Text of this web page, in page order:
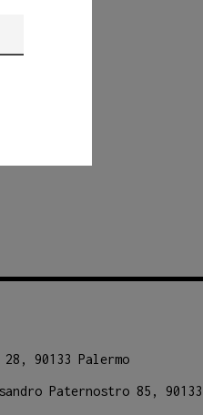
90133 Palermo
Paternostro 85, 90133